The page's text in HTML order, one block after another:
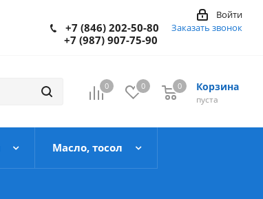
Войти
+7 (846) 202-50-80
+7 (987) 907-75-90
Заказать звонок
0 0 Корзина
пуста
0
Масло, тосол